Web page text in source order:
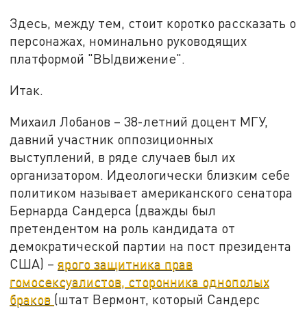
Здесь, между тем, стоит коротко рассказать о
персонажах, номинально руководящих
платформой "ВЫдвижение".
Итак.
Михаил Лобанов – 38-летний доцент МГУ,
давний участник оппозиционных
выступлений, в ряде случаев был их
организатором. Идеологически близким себе
политиком называет американского сенатора
Бернарда Сандерса (дважды был
претендентом на роль кандидата от
демократической партии на пост президента
США) –ярого защитника прав
гомосексуалистов, сторонника однополых
браков (штат Вермонт, который Сандерс